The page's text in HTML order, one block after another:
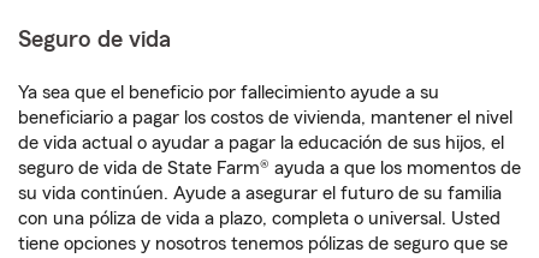
Seguro de vida
Ya sea que el beneficio por fallecimiento ayude a su
beneficiario a pagar los costos de vivienda, mantener el nivel
de vida actual o ayudar a pagar la educación de sus hijos, el
seguro de vida de State Farm® ayuda a que los momentos de
su vida continúen. Ayude a asegurar el futuro de su familia
con una póliza de vida a plazo, completa o universal. Usted
tiene opciones y nosotros tenemos pólizas de seguro que se